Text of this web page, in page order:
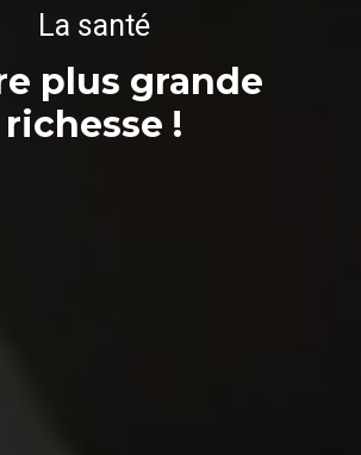
La santé
plus grande
richesse !